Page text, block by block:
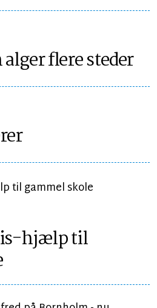
flere steder
hjælp til